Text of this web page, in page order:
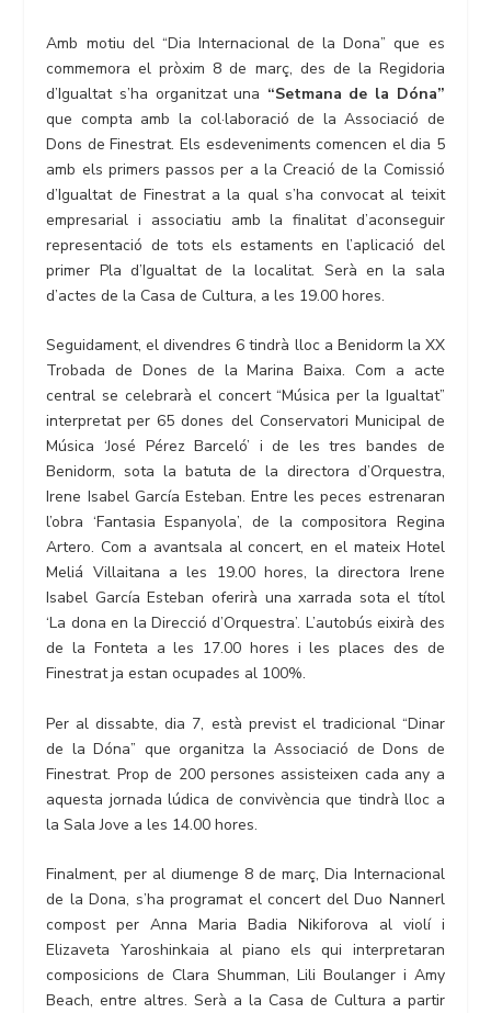
Amb motiu del “Dia Internacional de la Dona” que es
commemora el pròxim 8 de març, des de la Regidoria
d’Igualtat s’ha organitzat una “Setmana de la Dóna”
que compta amb la col·laboració de la Associació de
Dons de Finestrat. Els esdeveniments comencen el dia 5
amb els primers passos per a la Creació de la Comissió
d’Igualtat de Finestrat a la qual s’ha convocat al teixit
empresarial i associatiu amb la finalitat d’aconseguir
representació de tots els estaments en l’aplicació del
primer Pla d’Igualtat de la localitat. Serà en la sala
d’actes de la Casa de Cultura, a les 19.00 hores.
Seguidament, el divendres 6 tindrà lloc a Benidorm la XX
Trobada de Dones de la Marina Baixa. Com a acte
central se celebrarà el concert “Música per la Igualtat”
interpretat per 65 dones del Conservatori Municipal de
Música ‘José Pérez Barceló’ i de les tres bandes de
Benidorm, sota la batuta de la directora d’Orquestra,
Irene Isabel García Esteban. Entre les peces estrenaran
l’obra ‘Fantasia Espanyola’, de la compositora Regina
Artero. Com a avantsala al concert, en el mateix Hotel
Meliá Villaitana a les 19.00 hores, la directora Irene
Isabel García Esteban oferirà una xarrada sota el títol
‘La dona en la Direcció d’Orquestra’. L’autobús eixirà des
de la Fonteta a les 17.00 hores i les places des de
Finestrat ja estan ocupades al 100%.
Per al dissabte, dia 7, està previst el tradicional “Dinar
de la Dóna” que organitza la Associació de Dons de
Finestrat. Prop de 200 persones assisteixen cada any a
aquesta jornada lúdica de convivència que tindrà lloc a
la Sala Jove a les 14.00 hores.
Finalment, per al diumenge 8 de març, Dia Internacional
de la Dona, s’ha programat el concert del Duo Nannerl
compost per Anna Maria Badia Nikiforova al violí i
Elizaveta Yaroshinkaia al piano els qui interpretaran
composicions de Clara Shumman, Lili Boulanger i Amy
Beach, entre altres. Serà a la Casa de Cultura a partir